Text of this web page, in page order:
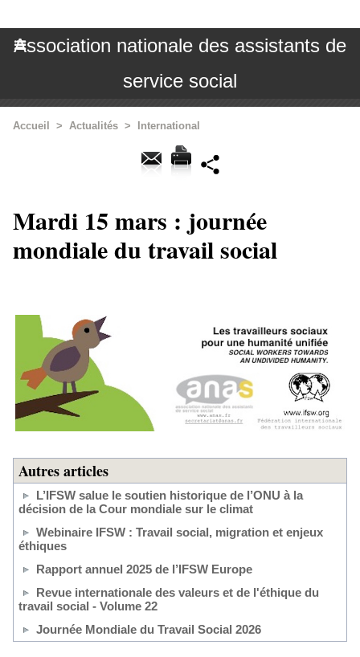
Association nationale des assistants de
service social
Accueil > Actualités > International
Mardi 15 mars : journée
mondiale du travail social
Autres articles
L’IFSW salue le soutien historique de l’ONU à la
décision de la Cour mondiale sur le climat
Webinaire IFSW : Travail social, migration et enjeux
éthiques
Rapport annuel 2025 de l’IFSW Europe
Revue internationale des valeurs et de l'éthique du
travail social - Volume 22
Journée Mondiale du Travail Social 2026